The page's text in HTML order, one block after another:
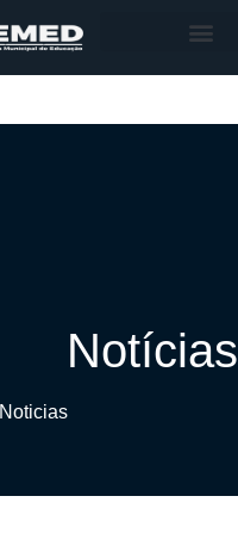
Notícias
Noticias